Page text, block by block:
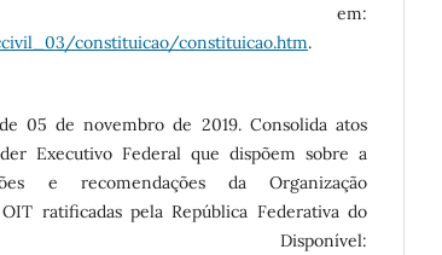
em:
constituicao/constituicao.htm.
05 de novembro de 2019. Consolida atos
Executivo Federal que dispõem sobre a
e recomendações da Organização
ratificadas pela República Federativa do